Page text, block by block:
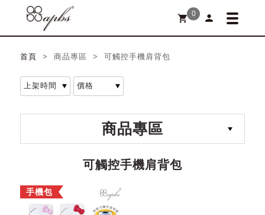
shopping_cart 0 person
首頁 > 商品專區 > 可觸控手機肩背包
商品專區
可觸控手機肩背包
手機包